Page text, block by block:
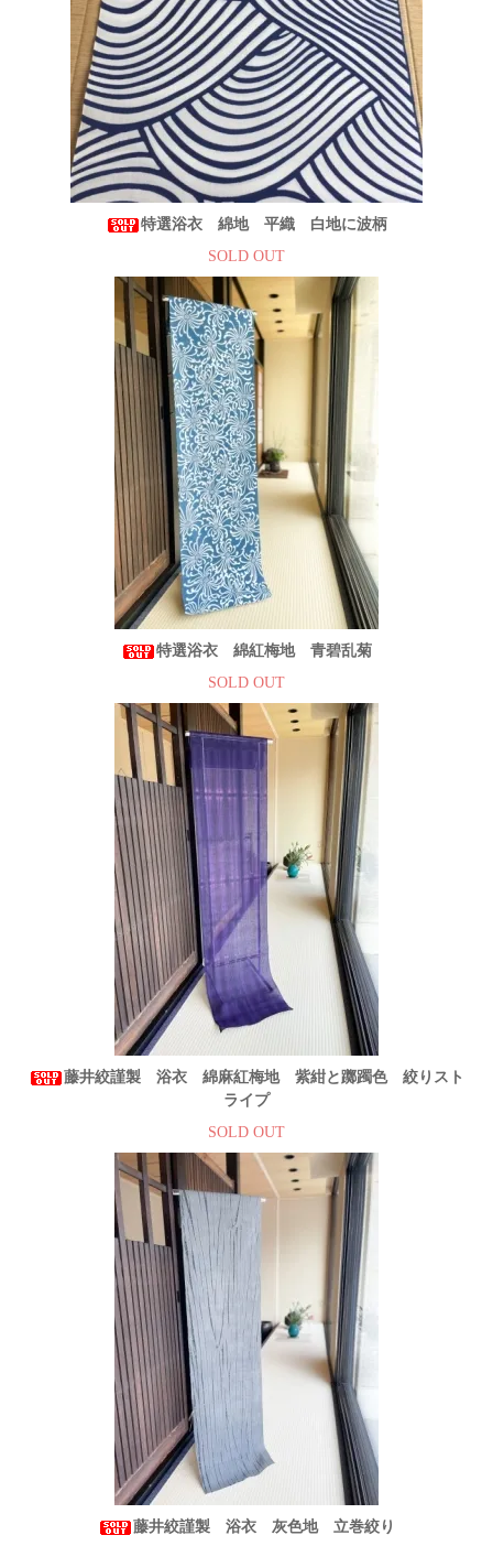
特選浴衣 綿地 平織 白地に波柄
SOLD OUT
特選浴衣 綿紅梅地 青碧乱菊
SOLD OUT
藤井絞謹製 浴衣 綿麻紅梅地 紫紺と躑躅色 絞りスト
ライプ
SOLD OUT
藤井絞謹製 浴衣 灰色地 立巻絞り